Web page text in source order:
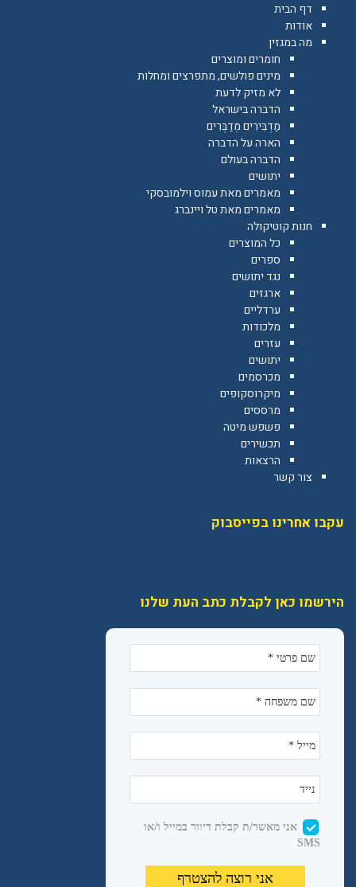
דף הבית
אודות
מה במגזין
חומרים ומוצרים
מינים פולשים, מתפרצים ומחלות
לא מזיק לדעת
הדברה בישראל
מַדְבִּירִים מְדַבְּרִים
הארה על הדברה
הדברה בעולם
יתושים
מאמרים מאת עמוס וילמובסקי
מאמרים מאת טל ויינברג
חנות קוטיקולה
כל המוצרים
ספרים
נגד יתושים
ארגזים
ערדליים
מלכודות
עזרים
יתושים
מכרסמים
מיקרוסקופים
מרססים
פשפש מיטה
תכשירים
הרצאות
צור קשר
עקבו אחרינו בפייסבוק
הירשמו כאן לקבלת כתב העת שלנו